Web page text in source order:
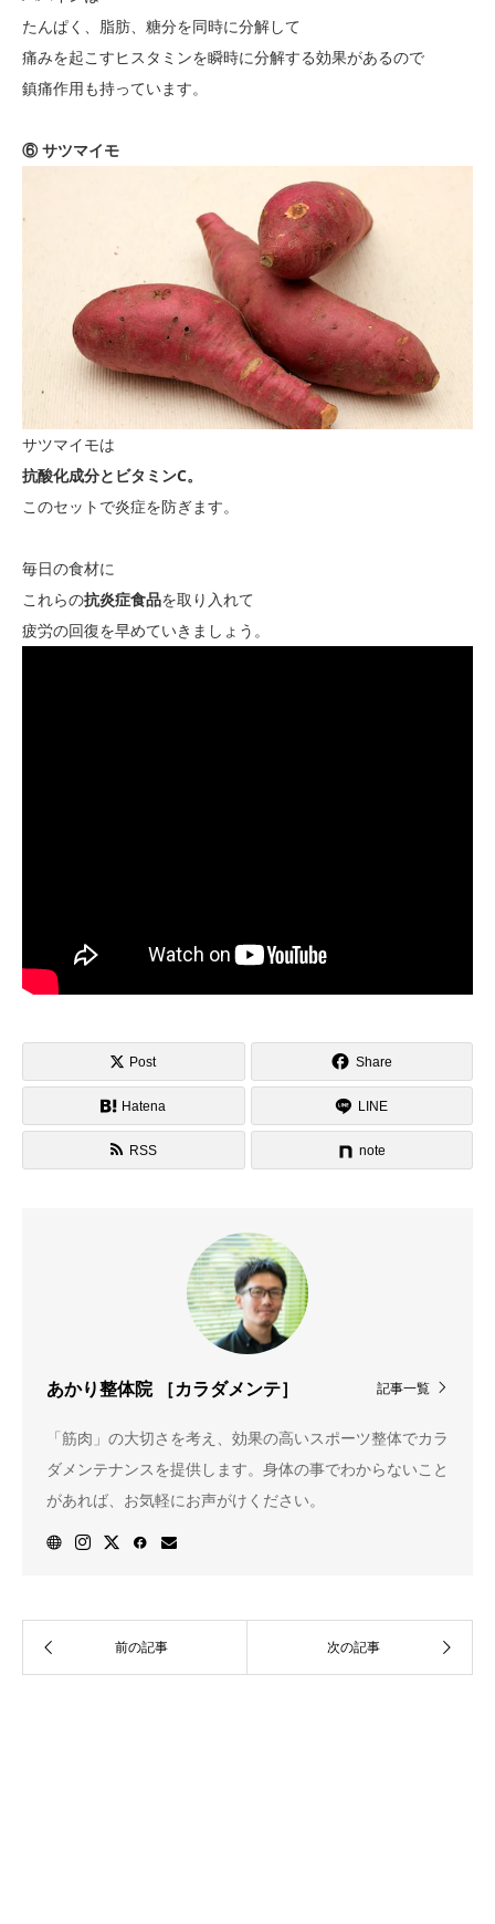
たんぱく、脂肪、糖分を同時に分解して
痛みを起こすヒスタミンを瞬時に分解する効果があるので
鎮痛作用も持っています。
⑥ サツマイモ
サツマイモは
抗酸化成分とビタミンC。
このセットで炎症を防ぎます。
毎日の食材に
これらの抗炎症食品を取り入れて
疲労の回復を早めていきましょう。
Post Share
Hatena LINE
RSS note
記事一覧
あかり整体院 ［カラダメンテ］
「筋肉」の大切さを考え、効果の高いスポーツ整体でカラ
ダメンテナンスを提供します。身体の事でわからないこと
があれば、お気軽にお声がけください。